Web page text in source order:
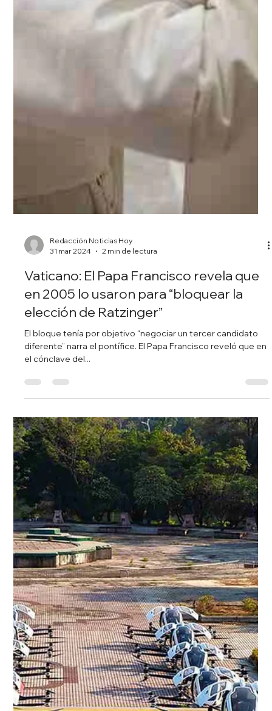
Redacción Noticias Hoy
31 mar 2024
2 min de lectura
Vaticano: El Papa Francisco revela que
en 2005 lo usaron para “bloquear la
elección de Ratzinger”
El bloque tenía por objetivo “negociar un tercer candidato
diferente” narra el pontífice. El Papa Francisco reveló que en
el cónclave del...